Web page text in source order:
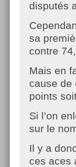
disputés
sa
contre
Mais en
cause de
points
Si l’on
sur le
Il y a
ces aces